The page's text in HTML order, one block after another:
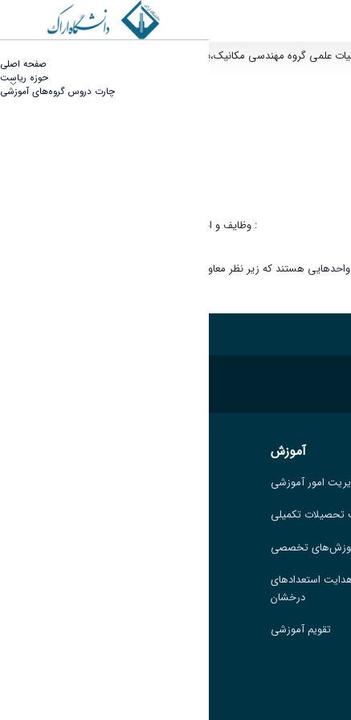
صفحه اصلی
حوزه ریاست
چارت دروس گروه‌های آموزشی
معونت پشتیبانی - دانشکده فنی مهندسی
وظایف و اختیارات معاونت پشتیبانی فرهنگی :
هستند که زیر نظر معاونت پشتیبانی و فرهنگی دانشکده
آموزش
امور آموزشی
تحصیلات تکمیلی
تخصصی
استعدادهای
درخشان
تقویم آموزشی